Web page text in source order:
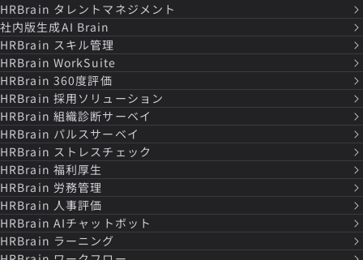
HRBrain タレントマネジメント
社内版生成AI Brain
HRBrain スキル管理
HRBrain WorkSuite
HRBrain 360度評価
HRBrain 採用ソリューション
HRBrain 組織診断サーベイ
HRBrain パルスサーベイ
HRBrain ストレスチェック
HRBrain 福利厚生
HRBrain 労務管理
HRBrain 人事評価
HRBrain AIチャットボット
HRBrain ラーニング